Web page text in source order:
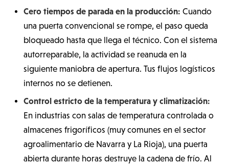
Cero tiempos de parada en la producción: Cuando
una puerta convencional se rompe, el paso queda
bloqueado hasta que llega el técnico. Con el sistema
autorreparable, la actividad se reanuda en la
siguiente maniobra de apertura. Tus flujos logísticos
internos no se detienen.
Control estricto de la temperatura y climatización:
En industrias con salas de temperatura controlada o
almacenes frigoríficos (muy comunes en el sector
agroalimentario de Navarra y La Rioja), una puerta
abierta durante horas destruye la cadena de frío. Al